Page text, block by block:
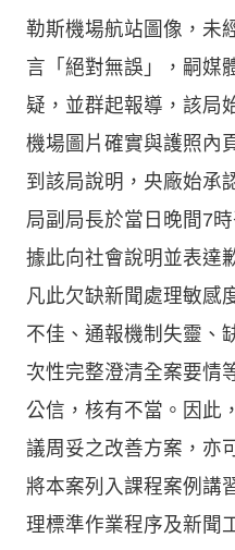
勒斯機場航站圖像，未
言「絕對無誤」，嗣媒
疑，並群起報導，該局
機場圖片確實與護照內
到該局說明，央廠始承
局副局長於當日晚間7
據此向社會說明並表達
凡此欠缺新聞處理敏感
不佳、通報機制失靈、
次性完整澄清全案要情
公信，核有不當。因此
議周妥之改善方案，亦
將本案列入課程案例講
理標準作業程序及新聞